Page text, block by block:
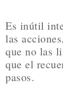
Es inútil
las
que no las
que el
pasos.